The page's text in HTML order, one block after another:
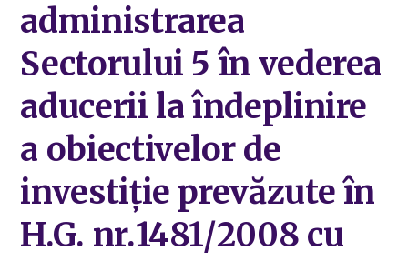
administrarea
Sectorului 5 în vederea
aducerii la îndeplinire
a obiectivelor de
investiție prevăzute în
H.G. nr.1481/2008 cu